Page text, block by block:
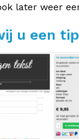
later weer
u een